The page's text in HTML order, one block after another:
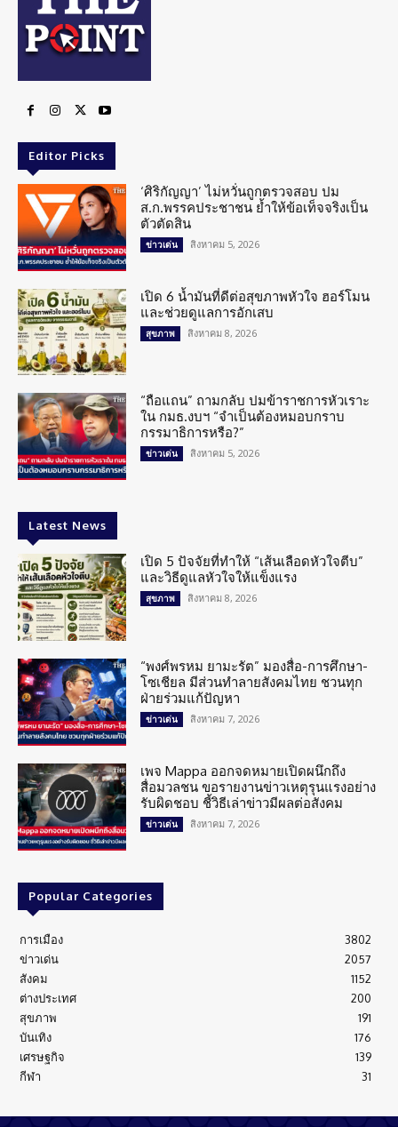
Editor Picks
‘ศิริกัญญา’ ไม่หวั่นถูกตรวจสอบ ปม
ส.ก.พรรคประชาชน ย้ำให้ข้อเท็จจริงเป็น
ตัวตัดสิน
ข่าวเด่น สิงหาคม 5, 2026
เปิด 6 น้ำมันที่ดีต่อสุขภาพหัวใจ ฮอร์โมน
และช่วยดูแลการอักเสบ
สุขภาพ สิงหาคม 8, 2026
“ถือแถน” ถามกลับ ปมข้าราชการหัวเราะ
ใน กมธ.งบฯ “จำเป็นต้องหมอบกราบ
กรรมาธิการหรือ?”
ข่าวเด่น สิงหาคม 5, 2026
Latest News
เปิด 5 ปัจจัยที่ทำให้ “เส้นเลือดหัวใจตีบ”
และวิธีดูแลหัวใจให้แข็งแรง
สุขภาพ สิงหาคม 8, 2026
“พงศ์พรหม ยามะรัต” มองสื่อ-การศึกษา-
โซเชียล มีส่วนทำลายสังคมไทย ชวนทุก
ฝ่ายร่วมแก้ปัญหา
ข่าวเด่น สิงหาคม 7, 2026
เพจ Mappa ออกจดหมายเปิดผนึกถึง
สื่อมวลชน ขอรายงานข่าวเหตุรุนแรงอย่าง
รับผิดชอบ ชี้วิธีเล่าข่าวมีผลต่อสังคม
ข่าวเด่น สิงหาคม 7, 2026
Popular Categories
การเมือง
3802
ข่าวเด่น
2057
สังคม
1152
ต่างประเทศ
200
สุขภาพ
191
บันเทิง
176
เศรษฐกิจ
139
กีฬา
31